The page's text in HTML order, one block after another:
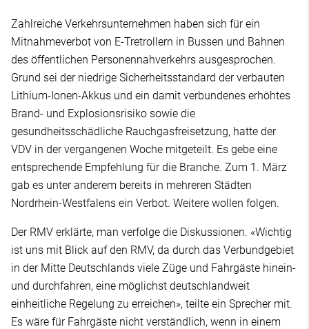
Zahlreiche Verkehrsunternehmen haben sich für ein
Mitnahmeverbot von E-Tretrollern in Bussen und Bahnen
des öffentlichen Personennahverkehrs ausgesprochen.
Grund sei der niedrige Sicherheitsstandard der verbauten
Lithium-Ionen-Akkus und ein damit verbundenes erhöhtes
Brand- und Explosionsrisiko sowie die
gesundheitsschädliche Rauchgasfreisetzung, hatte der
VDV in der vergangenen Woche mitgeteilt. Es gebe eine
entsprechende Empfehlung für die Branche. Zum 1. März
gab es unter anderem bereits in mehreren Städten
Nordrhein-Westfalens ein Verbot. Weitere wollen folgen.
Der RMV erklärte, man verfolge die Diskussionen. «Wichtig
ist uns mit Blick auf den RMV, da durch das Verbundgebiet
in der Mitte Deutschlands viele Züge und Fahrgäste hinein-
und durchfahren, eine möglichst deutschlandweit
einheitliche Regelung zu erreichen», teilte ein Sprecher mit.
Es wäre für Fahrgäste nicht verständlich, wenn in einem